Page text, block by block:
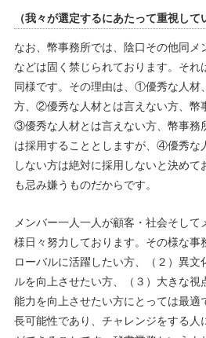
（我々が選定するにあたって重視して
なお、幣事務所では、陰口その他同メ
などは固く禁じられております。それ
同様です。その理由は、①優秀な人材
方、②優秀な人材とは言えない方、幣
③優秀な人材とは言えない方、幣事務
は採用することとしますが、④優秀な
しない方は絶対に採用しないと決め
も忌み嫌うものだからです。
メンバー一人一人が顧客・社会そして
様日々努力しております。その様な事
ローバルに活躍したい方、（２）異文
ルを向上させたい方、（３）大きな視
能力を向上させたい方にとっては最適
長可能性であり、チャレンジをする人